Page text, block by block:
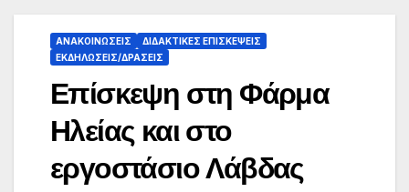
ΑΝΑΚΟΙΝΏΣΕΙΣ
ΔΙΔΑΚΤΙΚΈΣ ΕΠΙΣΚΈΨΕΙΣ
ΕΚΔΗΛΏΣΕΙΣ/ΔΡΆΣΕΙΣ
Επίσκεψη στη Φάρμα
Ηλείας και στο
εργοστάσιο Λάβδας